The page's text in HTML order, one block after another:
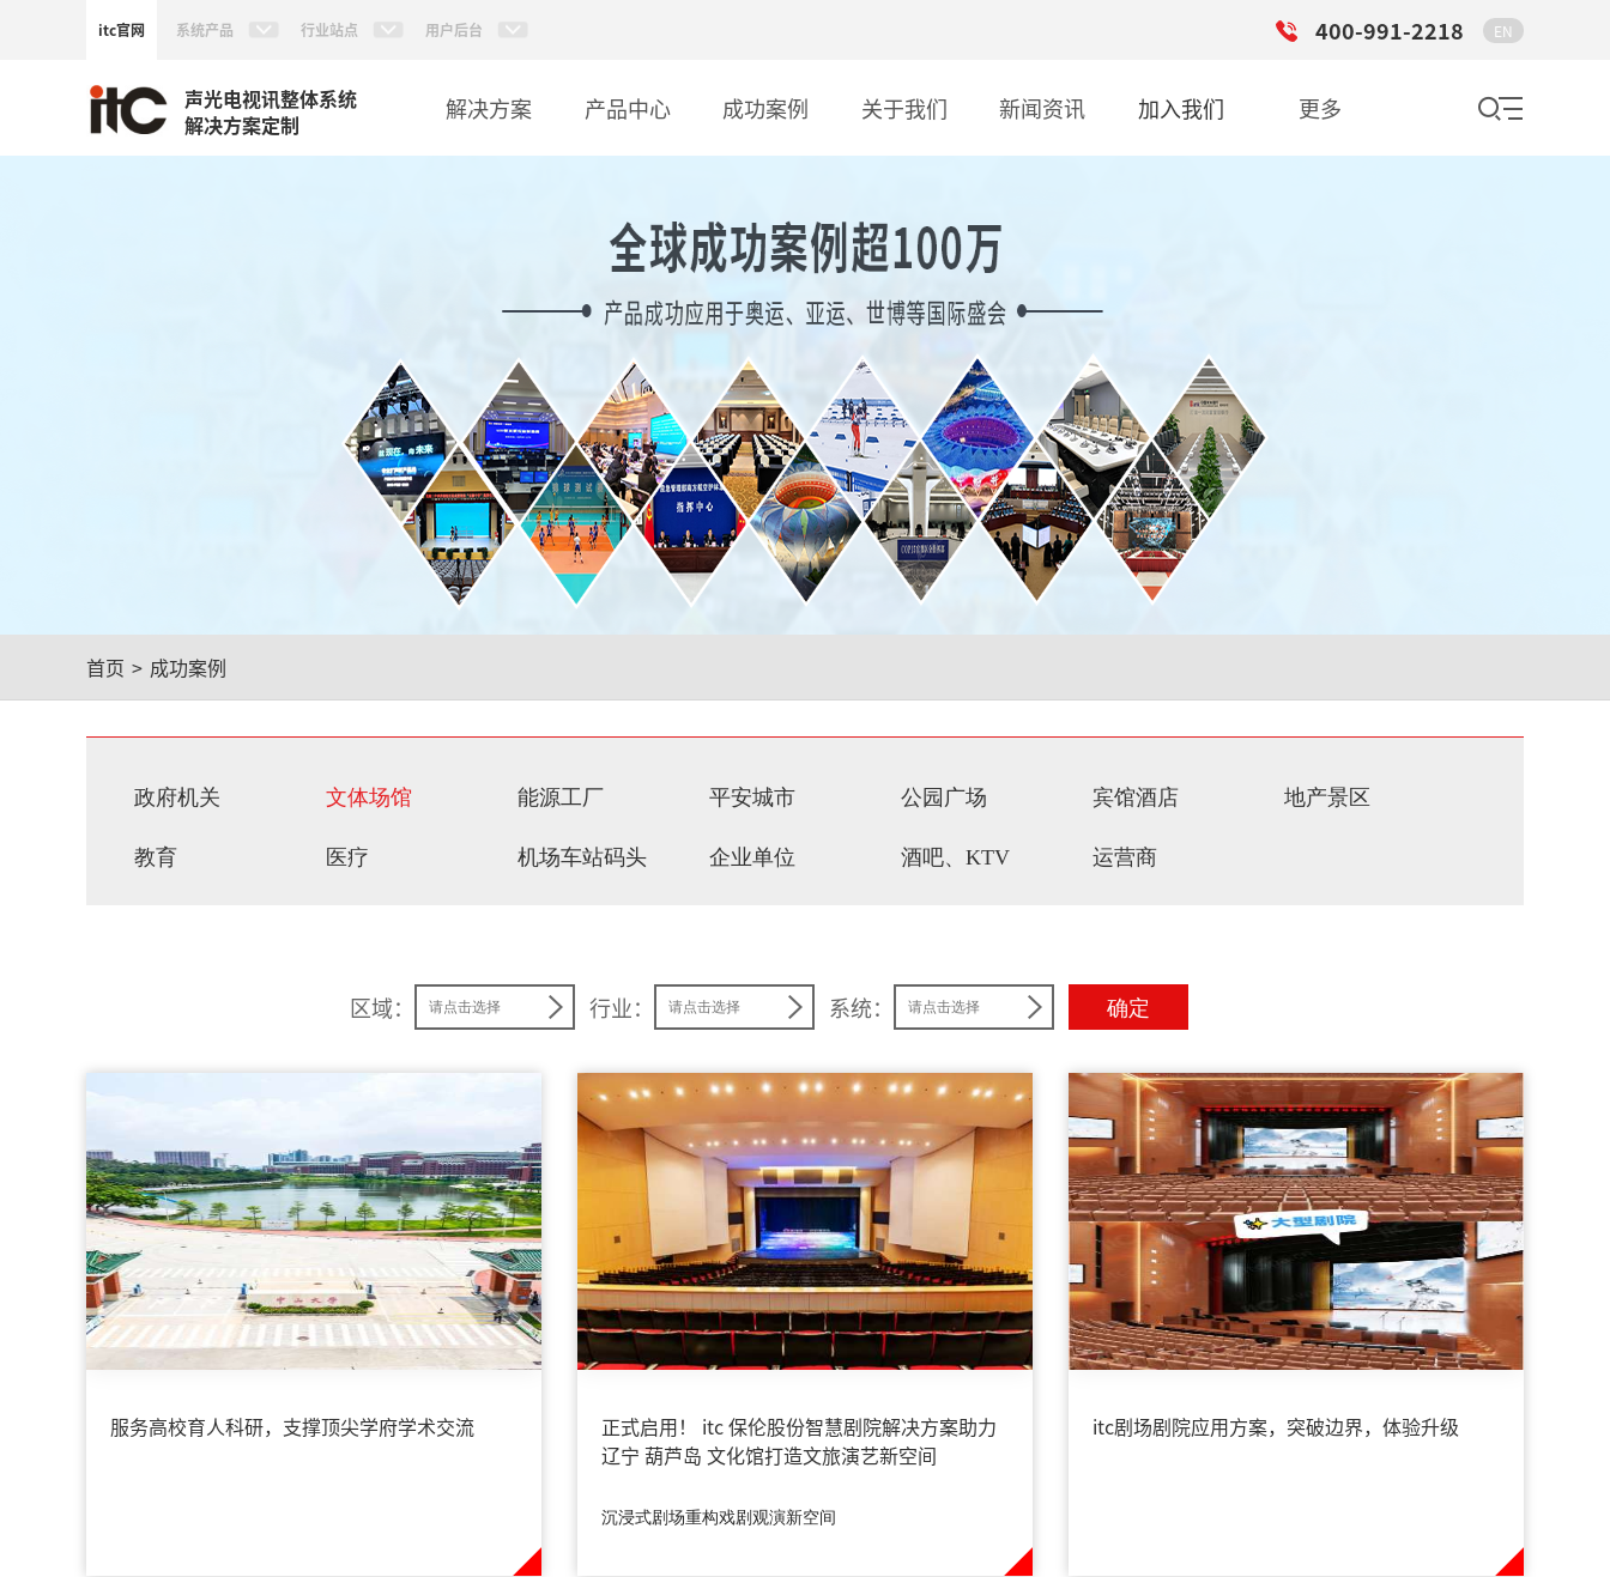
itc官网 系统产品 行业站点 用户后台 400-991-2218 EN
声光电视讯整体系统
解决方案定制
解决方案 产品中心 成功案例 关于我们 新闻资讯 加入我们 更多
首页 > 成功案例
政府机关 文体场馆 能源工厂 平安城市 公园广场 宾馆酒店 地产景区
教育 医疗 机场车站码头 企业单位 酒吧、KTV 运营商
区域： 行业： 系统： 确定
​服务高校育人科研，支撑顶尖学府学术交流
正式启用！ itc 保伦股份智慧剧院解决方案助力
辽宁 葫芦岛 文化馆打造文旅演艺新空间
沉浸式剧场重构戏剧观演新空间
itc剧场剧院应用方案，突破边界，体验升级